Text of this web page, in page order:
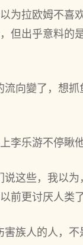
为拉欧姆不喜
但出乎意料的
流向變了，想抓
李乐游不停瞅他
说这些，我以
前更讨厌人类
害族人的人，不